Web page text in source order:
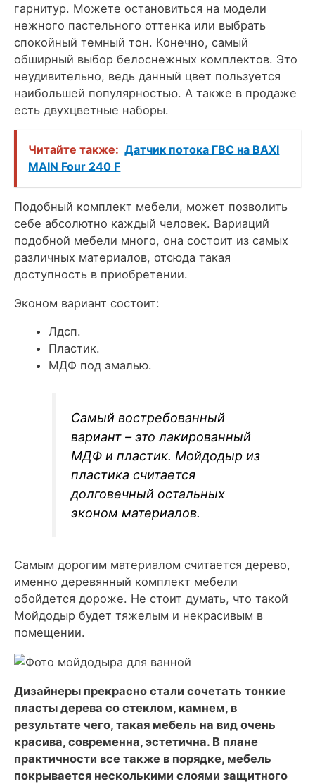
гарнитур. Можете остановиться на модели
нежного пастельного оттенка или выбрать
спокойный темный тон. Конечно, самый
обширный выбор белоснежных комплектов. Это
неудивительно, ведь данный цвет пользуется
наибольшей популярностью. А также в продаже
есть двухцветные наборы.
Читайте также: Датчик потока ГВС на BAXI
MAIN Four 240 F
Подобный комплект мебели, может позволить
себе абсолютно каждый человек. Вариаций
подобной мебели много, она состоит из самых
различных материалов, отсюда такая
доступность в приобретении.
Эконом вариант состоит:
Лдсп.
Пластик.
МДФ под эмалью.
Самый востребованный
вариант – это лакированный
МДФ и пластик. Мойдодыр из
пластика считается
долговечный остальных
эконом материалов.
Самым дорогим материалом считается дерево,
именно деревянный комплект мебели
обойдется дороже. Не стоит думать, что такой
Мойдодыр будет тяжелым и некрасивым в
помещении.
Дизайнеры прекрасно стали сочетать тонкие
пласты дерева со стеклом, камнем, в
результате чего, такая мебель на вид очень
красива, современна, эстетична. В плане
практичности все также в порядке, мебель
покрывается несколькими слоями защитного